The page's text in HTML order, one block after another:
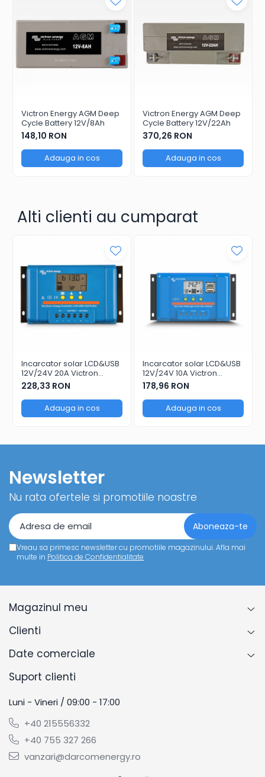
Victron Energy AGM Deep
Cycle Battery 12V/8Ah
148,10 RON
Adauga in cos
Victron Energy AGM Deep
Cycle Battery 12V/22Ah
370,26 RON
Adauga in cos
Alti clienti au cumparat
Incarcator solar LCD&USB
12V/24V 20A Victron
Energy BlueSolar PWM-
LCD&USB 12/24V-20A
228,33 RON
Adauga in cos
Incarcator solar LCD&USB
12V/24V 10A Victron
Energy BlueSolar PWM-
LCD&USB 12/24V-10A
178,96 RON
Adauga in cos
Newsletter
Nu rata ofertele si promotiile noastre
Vreau sa primesc newsletter cu promotiile magazinului. Afla mai
multe in Politica de Confidentialitate
Magazinul meu
Clienti
Date comerciale
Suport clienti
Luni - Vineri / 09:00 - 17:00
+40 215556332
+40 755 327 266
vanzari@darcomenergy.ro